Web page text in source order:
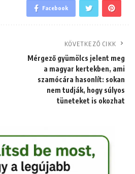
Facebook
KÖVETKEZŐ CIKK
Mérgező gyümölcs jelent meg
a magyar kertekben, ami
szamócára hasonlít: sokan
nem tudják, hogy súlyos
tüneteket is okozhat